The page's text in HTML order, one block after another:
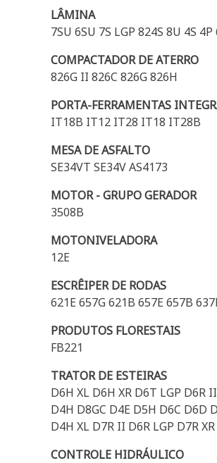
LÂMINA
7SU 6SU 7S LGP 824S 8U 4S
COMPACTADOR DE ATERRO
826G II 826C 826G 826H
PORTA-FERRAMENTAS
IT18B IT12 IT28 IT18 IT28B
MESA DE ASFALTO
SE34VT SE34V AS4173
MOTOR - GRUPO GERADOR
3508B
MOTONIVELADORA
12E
ESCRÊIPER DE RODAS
621E 657G 621B 657E 657B
PRODUTOS FLORESTAIS
FB221
TRATOR DE ESTEIRAS
D6H XL D6H XR D6T LGP D6R
D4H D8GC D4E D5H D6C D6D
D4H XL D7R II D6R LGP D7R XR
CONTROLE HIDRÁULICO